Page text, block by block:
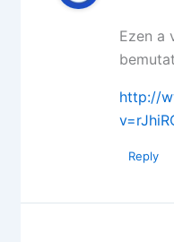
Ezen a
http://
Reply